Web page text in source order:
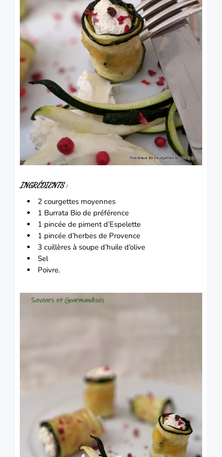
INGRÉDIENTS :
2 courgettes moyennes
1 Burrata Bio de préférence
1 pincée de piment d’Espelette
1 pincée d’herbes de Provence
3 cuillères à soupe d’huile d’olive
Sel
Poivre.